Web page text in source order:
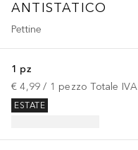
ANTISTATICO
Pettine
1 pz
€ 4,99 / 1 pezzo Totale IVA
ESTATE